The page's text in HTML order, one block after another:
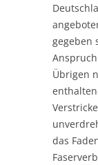
gegeben
Übrigen
das